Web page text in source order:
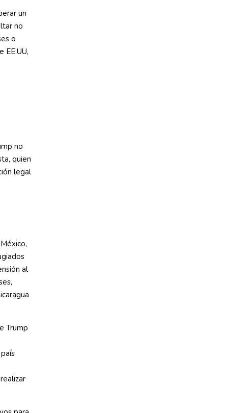
un
no
o
EE.UU,
no
quien
legal
al
Trump